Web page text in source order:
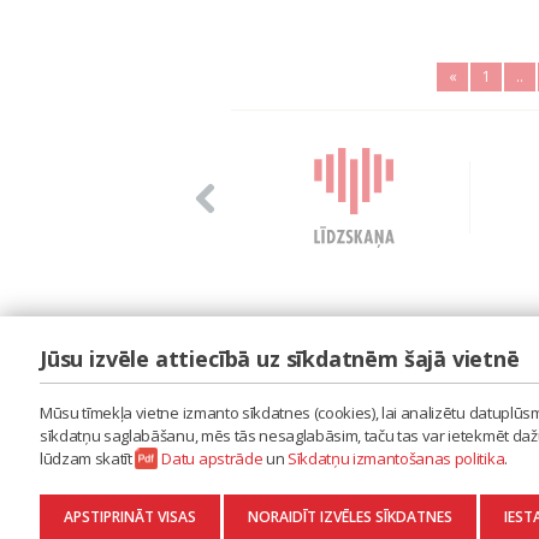
« 1 ..
LAIPA
ES RADU MŪZIKU
AKTUALITĀTES
KONTAKTI
SĪKDATŅU IZMANTOŠANAS POLITIKA
DATU APSTRĀDE
Jūsu izvēle attiecībā uz sīkdatnēm šajā vietnē
Mūsu tīmekļa vietne izmanto sīkdatnes (cookies), lai analizētu
sīkdatņu saglabāšanu, mēs tās nesaglabāsim, taču tas var ietekmēt
lūdzam skatīt
Datu apstrādeun Sīkdatņu izmantošanas politika.
APSTIPRINĀT VISAS NORAIDĪT IZVĒLES SĪKDATNES